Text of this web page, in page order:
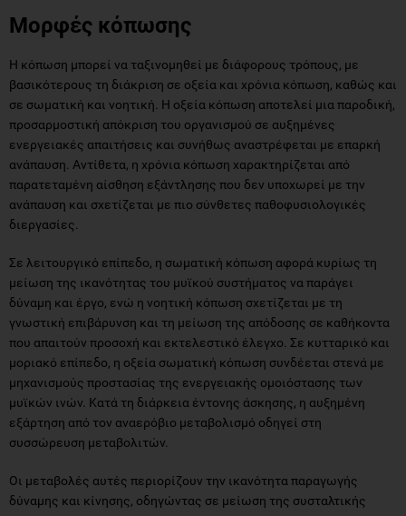
βασικότερους τη διάκριση σε οξεία και χρόνια κόπωση, καθώς και
προσαρμοστική απόκριση του οργανισμού σε αυξημένες
ενεργειακές απαιτήσεις και συνήθως αναστρέφεται με επαρκή
ανάπαυση. Αντίθετα, η χρόνια κόπωση χαρακτηρίζεται από
παρατεταμένη αίσθηση εξάντλησης που δεν υποχωρεί με την
ανάπαυση και σχετίζεται με πιο σύνθετες παθοφυσιολογικές
διεργασίες.
Σε λειτουργικό επίπεδο, η σωματική κόπωση αφορά κυρίως τη
μείωση της ικανότητας του μυϊκού συστήματος να παράγει
γνωστική επιβάρυνση και τη μείωση της απόδοσης σε καθήκοντα
που απαιτούν προσοχή και εκτελεστικό έλεγχο. Σε κυτταρικό και
μοριακό επίπεδο, η οξεία σωματική κόπωση συνδέεται στενά με
μηχανισμούς προστασίας της ενεργειακής ομοιόστασης των
μυϊκών ινών. Κατά τη διάρκεια έντονης άσκησης, η αυξημένη
εξάρτηση από τον αναερόβιο μεταβολισμό οδηγεί στη
συσσώρευση μεταβολιτών.
Οι μεταβολές αυτές περιορίζουν την ικανότητα παραγωγής
δύναμης και κίνησης, οδηγώντας σε μείωση της συσταλτικής
μηχανισμοί αυτοί έχουν προστατευτικό χαρακτήρα, καθώς
αποτρέπουν την επικίνδυνη εξάντληση, συνοδεύονται από